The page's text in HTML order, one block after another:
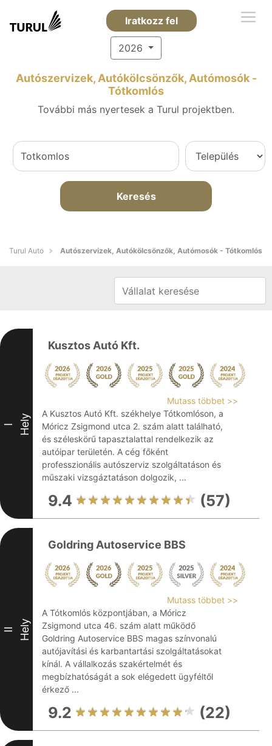
Iratkozz fel
2026
Autószervizek, Autókölcsönzők, Autómosók -
Tótkomlós
További más nyertesek a Turul projektben.
Keresés
Turul Auto Autószervizek, Autókölcsönzők, Autómosók - Tótkomlós
I Hely
Kusztos Autó Kft.
Mutass többet >>
A Kusztos Autó Kft. székhelye Tótkomlóson, a
Móricz Zsigmond utca 2. szám alatt található,
és széleskörű tapasztalattal rendelkezik az
autóipar területén. A cég főként
professzionális autószerviz szolgáltatáson és
műszaki vizsgáztatáson dolgozik, ...
9.4 (57)
II Hely
Goldring Autoservice BBS
Mutass többet >>
A Tótkomlós központjában, a Móricz
Zsigmond utca 46. szám alatt működő
Goldring Autoservice BBS magas színvonalú
autójavítási és karbantartási szolgáltatásokat
kínál. A vállalkozás szakértelmét és
megbízhatóságát a sok elégedett ügyféltől
érkező ...
9.2 (22)